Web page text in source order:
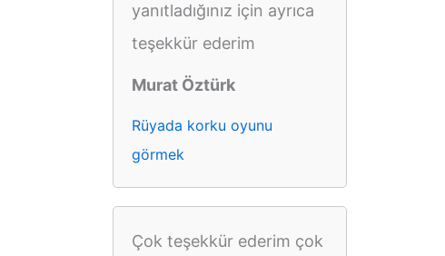
yanıtladığınız için ayrıca
teşekkür ederim
Murat Öztürk
Rüyada korku oyunu
görmek
Çok teşekkür ederim çok